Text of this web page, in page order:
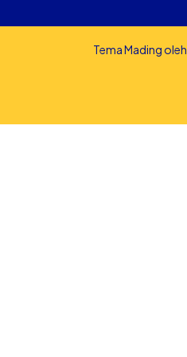
Tema Mading oleh